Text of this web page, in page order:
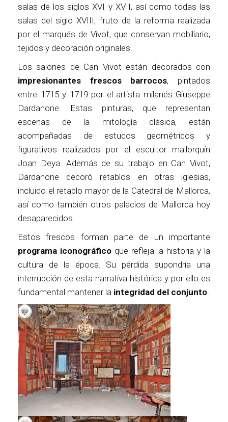
salas de los siglos XVI y XVII, así como todas las
salas del siglo XVIII, fruto de la reforma realizada
por el marqués de Vivot, que conservan mobiliario,
tejidos y decoración originales.
Los salones de Can Vivot están decorados con
impresionantes frescos barrocos, pintados
entre 1715 y 1719 por el artista milanés Giuseppe
Dardanone. Estas pinturas, que representan
escenas de la mitología clásica, están
acompañadas de estucos geométricos y
figurativos realizados por el escultor mallorquín
Joan Deya. Además de su trabajo en Can Vivot,
Dardanone decoró retablos en otras iglesias,
incluido el retablo mayor de la Catedral de Mallorca,
así como también otros palacios de Mallorca hoy
desaparecidos.
Estos frescos forman parte de un importante
programa iconográfico que refleja la historia y la
cultura de la época. Su pérdida supondría una
interrupción de esta narrativa histórica y por ello es
fundamental mantener la integridad del conjunto